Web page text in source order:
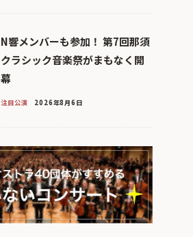
N響メンバーも参加！ 第7回那須
クラシック音楽祭がまもなく開
幕
注目公演 2026年8月6日